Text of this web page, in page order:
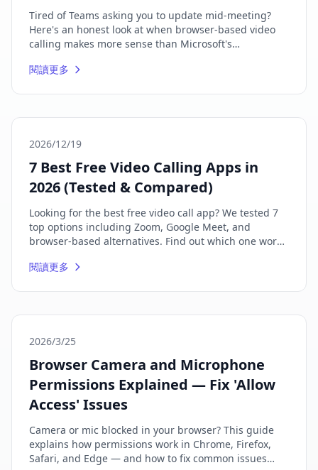
Tired of Teams asking you to update mid-meeting?
Here's an honest look at when browser-based video
calling makes more sense than Microsoft's
閱讀更多
2026/12/19
7 Best Free Video Calling Apps in
2026 (Tested & Compared)
Looking for the best free video call app? We tested 7
top options including Zoom, Google Meet, and
browser-based alternatives. Find out which one works
閱讀更多
2026/3/25
Browser Camera and Microphone
Permissions Explained — Fix 'Allow
Access' Issues
Camera or mic blocked in your browser? This guide
explains how permissions work in Chrome, Firefox,
Safari, and Edge — and how to fix common issues